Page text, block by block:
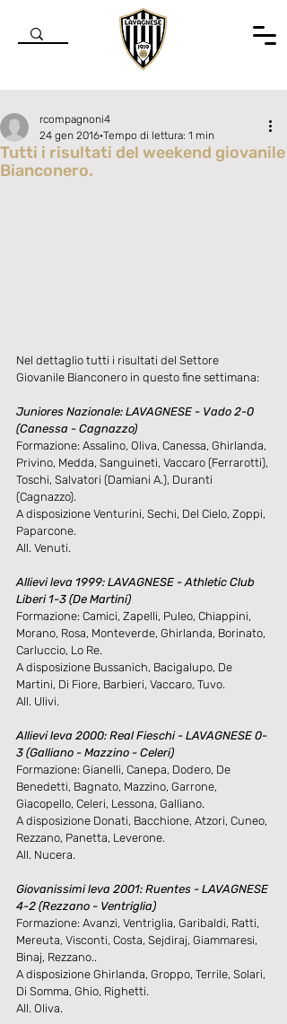
Tutti i risultati del weekend giovanile
Bianconero.
rcompagnoni4
24 gen 2016 Tempo di lettura: 1 min
Nel dettaglio tutti i risultati del Settore
Giovanile Bianconero in questo fine settimana:
Juniores Nazionale: LAVAGNESE - Vado 2-0
(Canessa - Cagnazzo)
Formazione: Assalino, Oliva, Canessa, Ghirlanda,
Privino, Medda, Sanguineti, Vaccaro (Ferrarotti),
Toschi, Salvatori (Damiani A.), Duranti
(Cagnazzo).
A disposizione Venturini, Sechi, Del Cielo, Zoppi,
Paparcone.
All. Venuti.
Allievi leva 1999: LAVAGNESE - Athletic Club
Liberi 1-3 (De Martini)
Formazione: Camici, Zapelli, Puleo, Chiappini,
Morano, Rosa, Monteverde, Ghirlanda, Borinato,
Carluccio, Lo Re.
A disposizione Bussanich, Bacigalupo, De
Martini, Di Fiore, Barbieri, Vaccaro, Tuvo.
All. Ulivi.
Allievi leva 2000: Real Fieschi - LAVAGNESE 0-
3 (Galliano - Mazzino - Celeri)
Formazione: Gianelli, Canepa, Dodero, De
Benedetti, Bagnato, Mazzino, Garrone,
Giacopello, Celeri, Lessona, Galliano.
A disposizione Donati, Bacchione, Atzori, Cuneo,
Rezzano, Panetta, Leverone.
All. Nucera.
Giovanissimi leva 2001: Ruentes - LAVAGNESE
4-2 (Rezzano - Ventriglia)
Formazione: Avanzi, Ventriglia, Garibaldi, Ratti,
Mereuta, Visconti, Costa, Sejdiraj, Giammaresi,
Binaj, Rezzano..
A disposizione Ghirlanda, Groppo, Terrile, Solari,
Di Somma, Ghio, Righetti.
All. Oliva.